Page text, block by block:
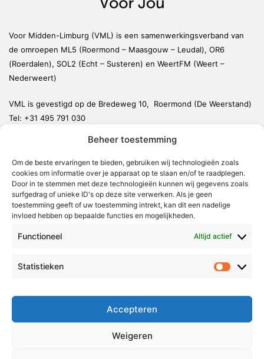
Beheer toestemming
Om de beste ervaringen te bieden, gebruiken wij technologieën zoals
cookies om informatie over je apparaat op te slaan en/of te raadplegen.
Door in te stemmen met deze technologieën kunnen wij gegevens zoals
surfgedrag of unieke ID's op deze site verwerken. Als je geen
toestemming geeft of uw toestemming intrekt, kan dit een nadelige
invloed hebben op bepaalde functies en mogelijkheden.
Functioneel Altijd actief
Statistieken
Accepteren
Weigeren
Voor Midden-Limburg (VML) is een samenwerkingsverband van
de omroepen ML5 (Roermond – Maasgouw – Leudal), OR6
(Roerdalen), SOL2 (Echt – Susteren) en WeertFM (Weert –
Nederweert)
VML is gevestigd op de Bredeweg 10, Roermond (De Weerstand)
Tel: +31 495 791 030
Weert
Nederweert
Leudal
Maasgouw
Echt-Susteren
Roermond
Radio & TV